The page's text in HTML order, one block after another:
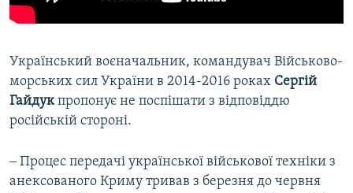
Український воєначальник, командувач Військово-
морських сил України в 2014-2016 роках Сергій
Гайдукпропонує не поспішати з відповіддю
російській стороні.
‒ Процес передачі української військової техніки з
анексованого Криму тривав з березня до червня